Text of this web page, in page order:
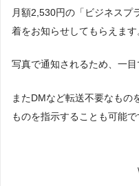
月額2,530円の「ビジネスプ
着をお知らせしてもらえます
写真で通知されるため、一目
またDMなど転送不要なもの
ものを指示することも可能で